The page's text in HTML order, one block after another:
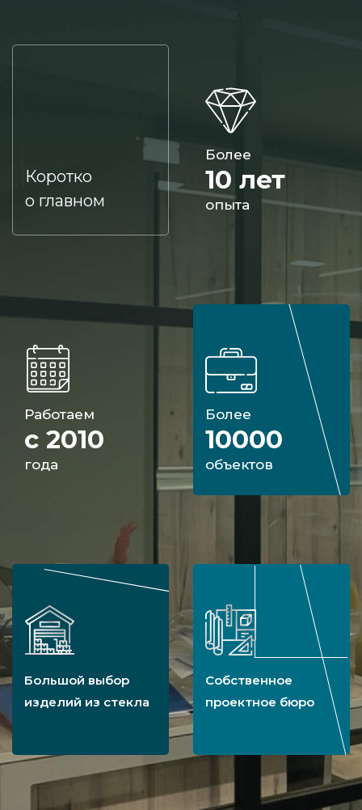
Коротко
о главном
Более
10 лет
опыта
Работаем
с 2010
года
Более
10000
объектов
Большой выбор
изделий из стекла
Собственное
проектное бюро